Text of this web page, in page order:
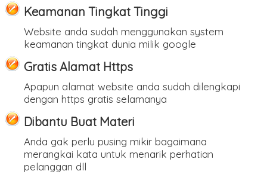
Keamanan Tingkat Tinggi
Website anda sudah menggunakan system
keamanan tingkat dunia milik google
Gratis Alamat Https
Apapun alamat website anda sudah dilengkapi
dengan https gratis selamanya
Dibantu Buat Materi
Anda gak perlu pusing mikir bagaimana
merangkai kata untuk menarik perhatian
pelanggan dll